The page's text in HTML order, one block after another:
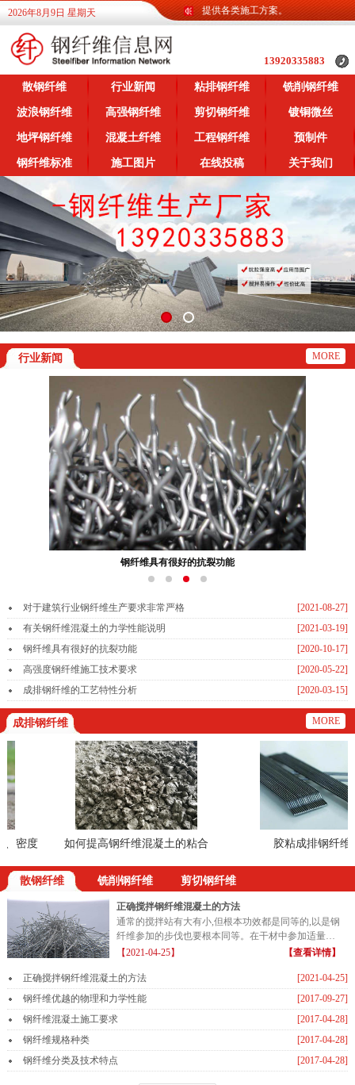
2026年8月9日 星期天
维信息网为广大客户提供各类钢纤维信息，提供各类施工方案。
13920335883
散钢纤维 行业新闻 粘排钢纤维 铣削钢纤维
波浪钢纤维 高强钢纤维 剪切钢纤维 镀铜微丝
地坪钢纤维 混凝土纤维 工程钢纤维 预制件
钢纤维标准 施工图片 在线投稿 关于我们
行业新闻 MORE
钢纤维具有很好的抗裂功能
[2021-08-27]
对于建筑行业钢纤维生产要求非常严格
[2021-03-19]
有关钢纤维混凝土的力学性能说明
[2020-10-17]
钢纤维具有很好的抗裂功能
[2020-05-22]
高强度钢纤维施工技术要求
[2020-03-15]
成排钢纤维的工艺特性分析
成排钢纤维 MORE
度 如何提高钢纤维混凝土的粘合 胶粘成排钢纤维
散钢纤维 铣削钢纤维 剪切钢纤维
正确搅拌钢纤维混凝土的方法
通常的搅拌站有大有小,但根本功效都是同等的,以是钢
纤维参加的步伐也要根本同等。在干材中参加适量的
钢纤维...
【2021-04-25】 【查看详情】
[2021-04-25]
正确搅拌钢纤维混凝土的方法
[2017-09-27]
钢纤维优越的物理和力学性能
[2017-04-28]
钢纤维混凝土施工要求
[2017-04-28]
钢纤维规格种类
[2017-04-28]
钢纤维分类及技术特点